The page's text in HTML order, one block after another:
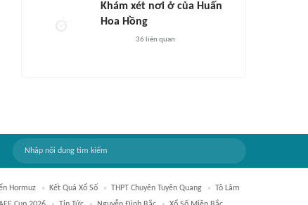
Khám xét nơi ở của Huấn
Hoa Hồng
36 liên quan
Hormuz Kết Quả Xổ Số THPT Chuyên Tuyên Quang
Tô Lâm